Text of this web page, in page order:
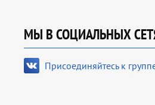
МЫ В СОЦИАЛЬНЫХ
Присоединяйтесь к